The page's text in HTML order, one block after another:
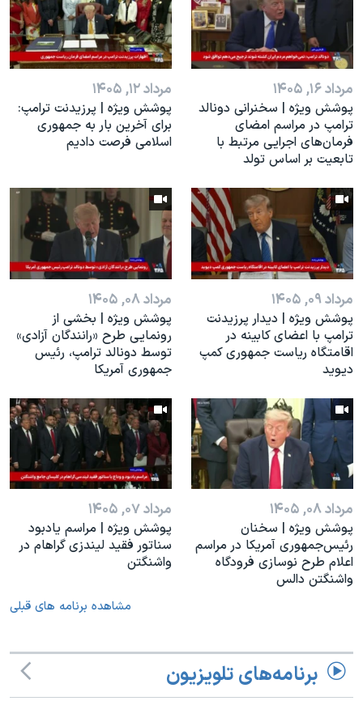
نرگس محمدی برنده جایزه نوبل صلح
همایش محافظه‌کاران آمریکا «سی‌پک»
صفحه‌های ویژه
سفر پرزیدنت ترامپ به چین
مرداد ۱۶, ۱۴۰۵
پوشش ویژه | سخنرانی دونالد
ترامپ در مراسم امضای
فرمان‌های اجرایی مرتبط با
تابعیت بر اساس تولد
مرداد ۱۲, ۱۴۰۵
پوشش ویژه | پرزیدنت ترامپ:
برای آخرین بار به جمهوری
اسلامی فرصت دادیم
مرداد ۰۹, ۱۴۰۵
پوشش ویژه | دیدار پرزیدنت
ترامپ با اعضای کابینه در
اقامتگاه ریاست جمهوری کمپ
دیوید
مرداد ۰۸, ۱۴۰۵
پوشش ویژه | بخشی از
رونمایی طرح «رانندگان آزادی»
توسط دونالد ترامپ، رئیس
جمهوری آمریکا
مرداد ۰۸, ۱۴۰۵
پوشش ویژه | سخنان
رئيس‌جمهوری آمریکا در مراسم
اعلام طرح نوسازی فرودگاه
واشنگتن دالس
مرداد ۰۷, ۱۴۰۵
پوشش ویژه | مراسم یادبود
سناتور فقید لیندزی گراهام در
واشنگتن
مشاهده برنامه های قبلی
برنامه‌های تلویزیون